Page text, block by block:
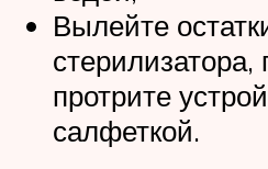
Вылейте
стерилизатора,
протрите
салфеткой.